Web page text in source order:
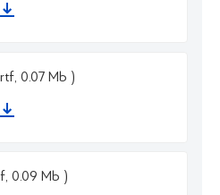
0.07 Mb )
0.09 Mb )